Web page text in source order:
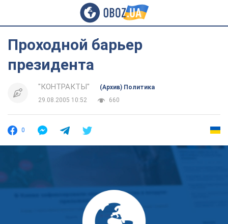
Проходной барьер
президента
"КОНТРАКТЫ"
(Архив) Политика
29.08.2005 10:52
660
0